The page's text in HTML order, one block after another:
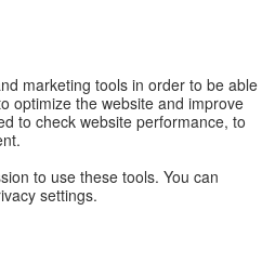
ተግባራት በቢሮ ውስጥ የተለያዩ
ከተለያዩ ደውሎች ጋር